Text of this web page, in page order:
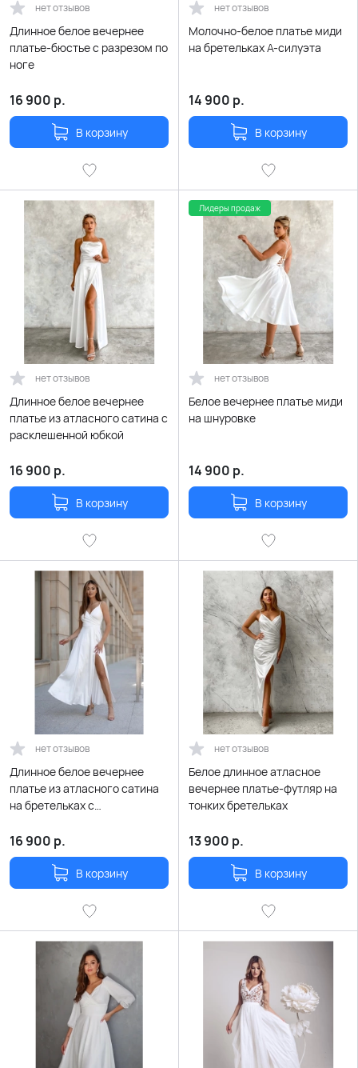
нет отзывов
Длинное белое вечернее
платье-бюстье с разрезом по
ноге
16 900 р.
В корзину
нет отзывов
Молочно-белое платье миди
на бретельках А-силуэта
14 900 р.
В корзину
нет отзывов
Длинное белое вечернее
платье из атласного сатина с
расклешенной юбкой
16 900 р.
В корзину
Лидеры продаж
нет отзывов
Белое вечернее платье миди
на шнуровке
14 900 р.
В корзину
нет отзывов
Длинное белое вечернее
платье из атласного сатина
на бретельках с
16 900 р.
В корзину
нет отзывов
Белое длинное атласное
вечернее платье-футляр на
тонких бретельках
13 900 р.
В корзину